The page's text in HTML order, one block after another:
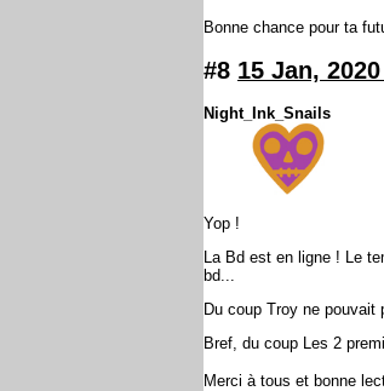
Bonne chance pour ta
#8 15 Jan,
Night_Ink_Snails
Yop !
La Bd est en ligne ! Le
bd...
Du coup Troy ne
Bref, du coup Les 2
Merci à tous et bonne